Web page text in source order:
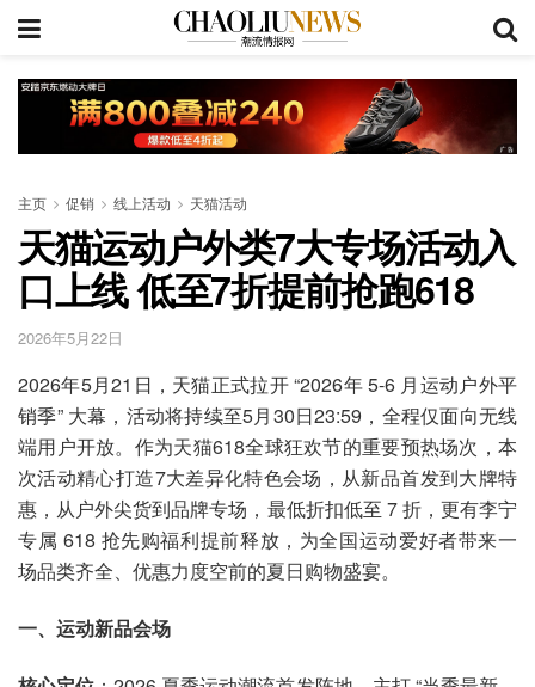
主页 促销 线上活动 天猫活动
天猫运动户外类7大专场活动入
口上线 低至7折提前抢跑618
2026年5月22日
2026年5月21日，天猫正式拉开 “2026年 5-6 月运动户外平
销季” 大幕，活动将持续至5月30日23:59，全程仅面向无线
端用户开放。作为天猫618全球狂欢节的重要预热场次，本
次活动精心打造7大差异化特色会场，从新品首发到大牌特
惠，从户外尖货到品牌专场，最低折扣低至 7 折，更有李宁
专属 618 抢先购福利提前释放，为全国运动爱好者带来一
场品类齐全、优惠力度空前的夏日购物盛宴。
一、运动新品会场